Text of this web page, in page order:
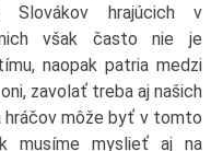
Slovákov hrajúcich v
však často nie je
naopak patria medzi
zavolať treba aj našich
hráčov môže byť v tomto
musíme myslieť aj na